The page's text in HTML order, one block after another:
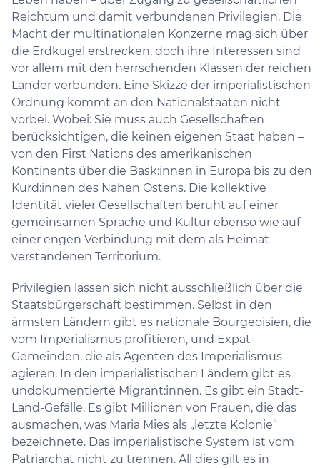
Reichtum und damit verbundenen Privilegien. Die
Macht der multinationalen Konzerne mag sich über
die Erdkugel erstrecken, doch ihre Interessen sind
vor allem mit den herrschenden Klassen der reichen
Länder verbunden. Eine Skizze der imperialistischen
Ordnung kommt an den Nationalstaaten nicht
vorbei. Wobei: Sie muss auch Gesellschaften
berücksichtigen, die keinen eigenen Staat haben –
von den First Nations des amerikanischen
Kontinents über die Bask:innen in Europa bis zu den
Kurd:innen des Nahen Ostens. Die kollektive
Identität vieler Gesellschaften beruht auf einer
gemeinsamen Sprache und Kultur ebenso wie auf
einer engen Verbindung mit dem als Heimat
verstandenen Territorium.
Privilegien lassen sich nicht ausschließlich über die
Staatsbürgerschaft bestimmen. Selbst in den
ärmsten Ländern gibt es nationale Bourgeoisien, die
vom Imperialismus profitieren, und Expat-
Gemeinden, die als Agenten des Imperialismus
agieren. In den imperialistischen Ländern gibt es
undokumentierte Migrant:innen. Es gibt ein Stadt-
Land-Gefälle. Es gibt Millionen von Frauen, die das
ausmachen, was Maria Mies als „letzte Kolonie“
bezeichnete. Das imperialistische System ist vom
Patriarchat nicht zu trennen. All dies gilt es in